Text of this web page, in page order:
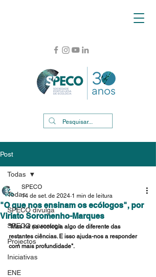
Post
Todas
SPECO divulga
SPECO parceiros
Projectos
Iniciativas
ENE
Todas
"O que nos ensinam os ecólogos", por
Viriato Soromenho-Marques
SPECO
14 de set. de 2024 1 min de leitura
"Mas há na ecologia algo de diferente das
restantes ciências. E isso ajuda-nos a responder
com mais profundidade".